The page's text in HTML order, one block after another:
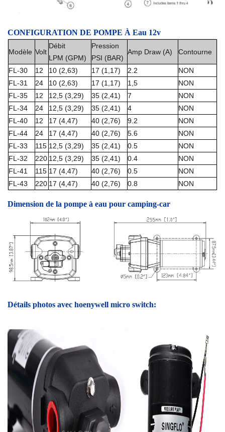
CONFIGURATION DE POMPE À Eau 12v
Modèle Volt
Débit
LPM (GPM)
Pression
PSI (BAR)
Amp Draw (A) Contourne
FL-30 12 10 (2,63) 17 (1,17) 2.2
NON
FL-31
24 10 (2,63) 17 (1,17) 1,5
NON
FL-35
12 12,5 (3,29) 35 (2,41) 7
NON
FL-34
24 12,5 (3,29) 35 (2,41) 4
NON
FL-40
12 17 (4,47) 40 (2,76) 9.2
NON
FL-44
24 17 (4,47) 40 (2,76) 5.6
NON
FL-33
115 12,5 (3,29) 35 (2,41) 0.5
NON
FL-32
220 12,5 (3,29) 35 (2,41) 0.4
NON
FL-41
115 17 (4,47) 40 (2,76) 0.5
NON
FL-43
220 17 (4,47) 40 (2,76) 0.8 NON
Dimension de la pompe à eau pour camping-car
Détails photos avec hoenywell micro switch: